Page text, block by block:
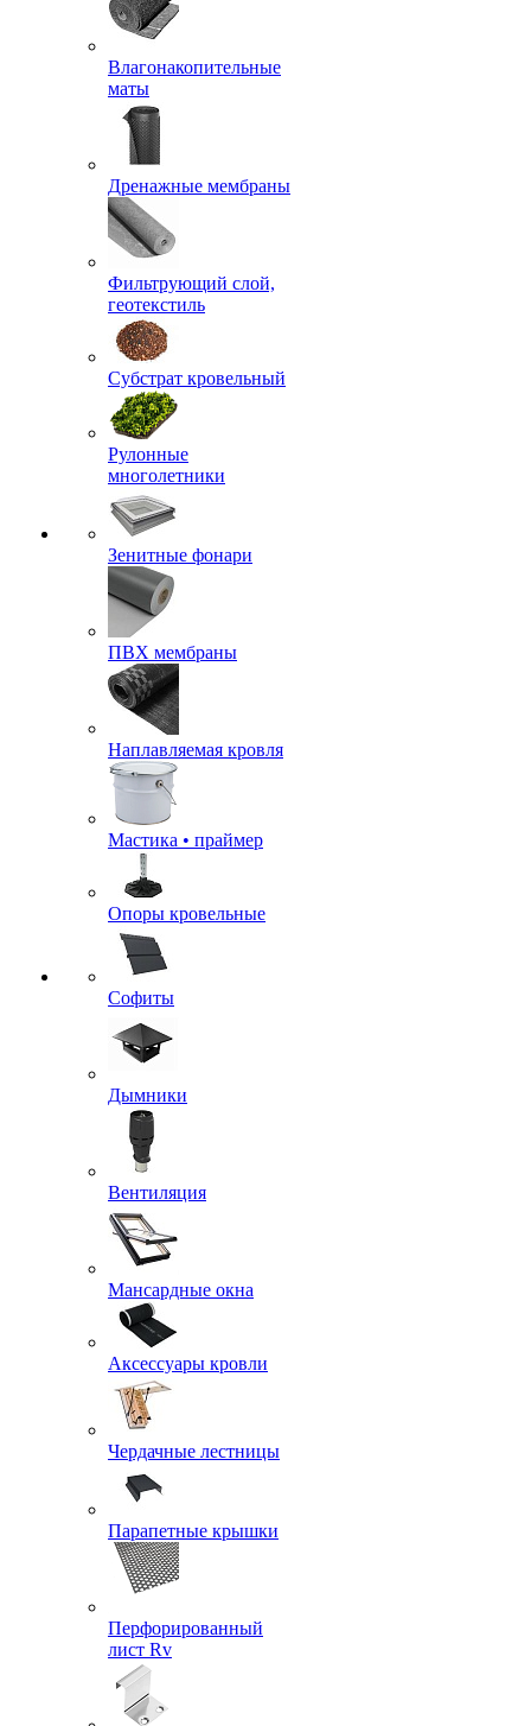
Влагонакопительные
маты
Дренажные мембраны
Фильтрующий слой,
геотекстиль
Субстрат кровельный
Рулонные
многолетники
Зенитные фонари
ПВХ мембраны
Наплавляемая кровля
Мастика • праймер
Опоры кровельные
Софиты
Дымники
Вентиляция
Мансардные окна
Аксессуары кровли
Чердачные лестницы
Парапетные крышки
Перфорированный
лист Rv